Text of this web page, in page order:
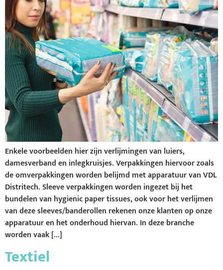
Enkele voorbeelden hier zijn verlijmingen van luiers,
damesverband en inlegkruisjes. Verpakkingen hiervoor zoals
de omverpakkingen worden belijmd met apparatuur van VDL
Distritech. Sleeve verpakkingen worden ingezet bij het
bundelen van hygienic paper tissues, ook voor het verlijmen
van deze sleeves/banderollen rekenen onze klanten op onze
apparatuur en het onderhoud hiervan. In deze branche
worden vaak […]
Textiel